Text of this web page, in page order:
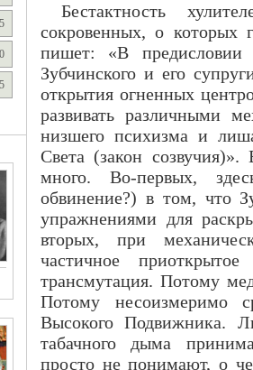
Бестактность
сокровенных, о которых
пишет: «В предисловии
Зубчинского и его
открытия огненных
развивать различными
низшего психизма и
Света (закон
много. Во-первых,
обвинение?) в том, что
упражнениями для
вторых, при
частичное
трансмутация. Потому
Потому несоизмеримо
Высокого Подвижника.
табачного дыма
просто не понимают, о